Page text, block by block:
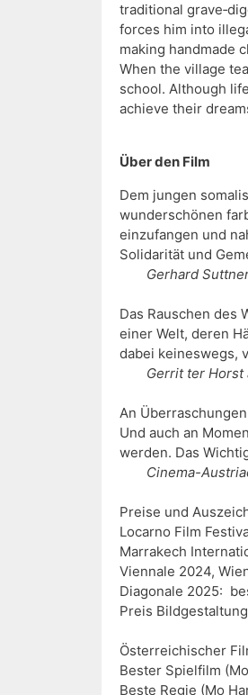
traditional
forces him into
making handmade
When the village
school. Although
achieve their
Über den Film
Dem jungen
wunderschönen
einzufangen und
Solidarität und
Das Rauschen des
einer Welt, deren
dabei keineswegs,
Gerrit ter Horst
An
Und auch an
werden. Das
Cinema-
Preise und
Locarno Film
Marrakech
Viennale 2024,
Diagonale 2025:
Preis
Österreichischer
Bester Spielfilm
Beste Regie (Mo